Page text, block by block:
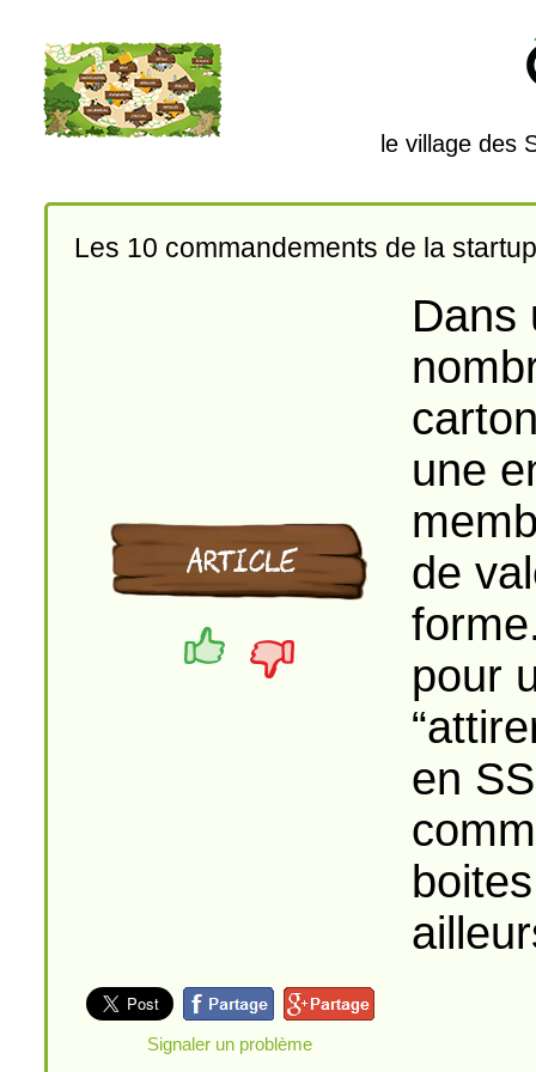
le village des
Les 10 commandements de la
Dans
une
de
pour
en
Signaler un problème